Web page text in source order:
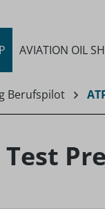
AVIATION OIL
Berufspilot